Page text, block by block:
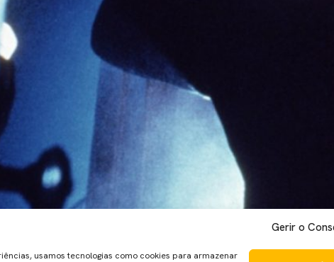
Gerir o
usamos tecnologias como cookies para armazenar
com a Blumhouse no reboot do clássico do cinema de terror